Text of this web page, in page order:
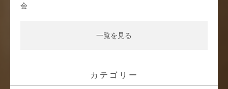
会
一覧を見る
カテゴリー